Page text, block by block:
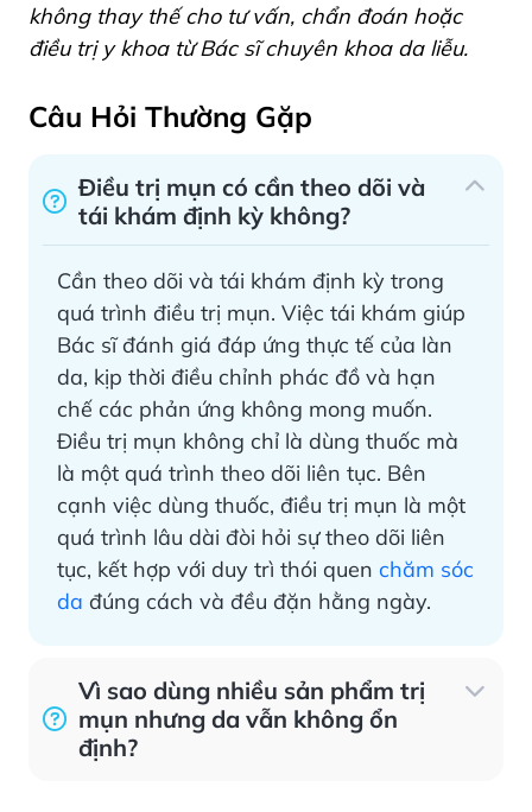
không thay thế cho tư vấn, chẩn đoán hoặc
điều trị y khoa từ Bác sĩ chuyên khoa da liễu.
Câu Hỏi Thường Gặp
Điều trị mụn có cần theo dõi và
tái khám định kỳ không?
Cần theo dõi và tái khám định kỳ trong
quá trình điều trị mụn. Việc tái khám giúp
Bác sĩ đánh giá đáp ứng thực tế của làn
da, kịp thời điều chỉnh phác đồ và hạn
chế các phản ứng không mong muốn.
Điều trị mụn không chỉ là dùng thuốc mà
là một quá trình theo dõi liên tục. Bên
cạnh việc dùng thuốc, điều trị mụn là một
quá trình lâu dài đòi hỏi sự theo dõi liên
tục, kết hợp với duy trì thói quen chăm sóc
da đúng cách và đều đặn hằng ngày.
Vì sao dùng nhiều sản phẩm trị
mụn nhưng da vẫn không ổn
định?